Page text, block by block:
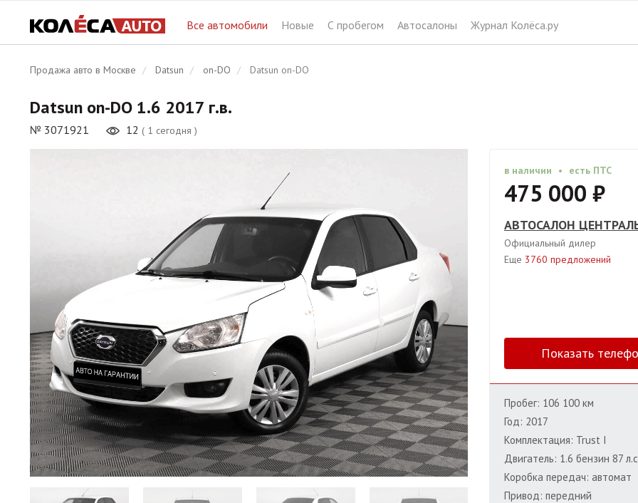
Все автомобили Новые С пробегом Автосалоны Журнал Колёса.ру
Продажа авто в Москве Datsun on-DO Datsun on-DO
Datsun on-DO
2014 - по н.в.
АВТОСАЛОН ЦЕНТРАЛЬНЫЙ
Datsun on-DO 1.6 2017 г.в.
№ 3071921 12 ( 1 сегодня )
в наличии • есть ПТС
475 000 ₽
АВТОСАЛОН
Официальный дилер
Еще 3760 предложений
Показать
Пробег: 106 100 км
Год: 2017
Комплектация: Trust I
Двигатель: 1.6 бензин 87
Коробка передач: автомат
Привод: передний